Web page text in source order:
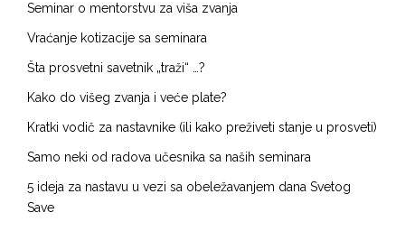
Seminar o mentorstvu za viša zvanja
Vraćanje kotizacije sa seminara
Šta prosvetni savetnik „traži“ …?
Kako do višeg zvanja i veće plate?
Kratki vodič za nastavnike (ili kako preživeti stanje u prosveti)
Samo neki od radova učesnika sa naših seminara
5 ideja za nastavu u vezi sa obeležavanjem dana Svetog
Save